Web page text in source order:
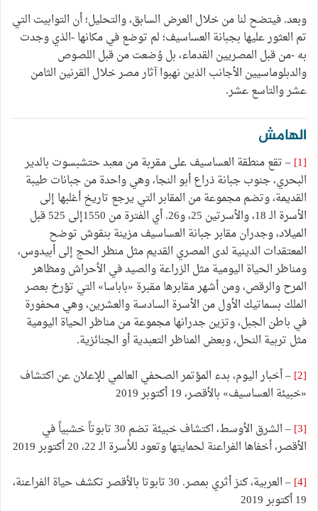
وبعد. فيتضح لنا من خلال العرض السابق، والتحليل؛ أن التوابيت التي
تم العثور عليها بجبانة العساسيف؛ لم توضع في مكانها -الذي وجدت
به -من قبل المصريين القدماء، بل وُضعت من قبل اللصوص
والدبلوماسيين الأجانب الذين نهبوا آثار مصر خلال القرنين الثامن
عشر والتاسع عشر.
الهامش
[1] – تقع منطقة العساسيف على مقربة من معبد حتشبسوت بالدير
البحري، جنوب جبانة ذراع أبو النجا، وهي واحدة من جبانات طيبة
القديمة، وتضم مجموعة من المقابر التي يرجع تاريخ أغلبها إلى
الأسرة الـ 18، والأسرتين 25، و26. أي الفترة من 1550إلى 525 قبل
الميلاد، وجدران مقابر جبانة العساسيف مزينة بنقوش توضح
المعتقدات الدينية لدى المصري القديم مثل منظر الحج إلى أبيدوس،
ومناظر الحياة اليومية مثل الزراعة والصيد في الأحراش ومظاهر
المرح والرقص، ومن أشهر مقابرها مقبرة «باباسا» التي تؤرخ بعصر
الملك بسماتيك الأول من الأسرة السادسة والعشرين، وهي محفورة
في باطن الجبل، وتزين جدرانها مجموعة من مناظر الحياة اليومية
مثل تربية النحل، وبعض المناظر التعبدية أو الجنائزية.
[2] – أخبار اليوم، بدء المؤتمر الصحفي العالمي للإعلان عن اكتشاف
«خبيئة العساسيف» بالأقصر، 19 أكتوبر 2019
[3]
– الشرق الأوسط، اكتشاف خبيئة تضم 30 تابوتاً خشبياً في
الأقصر، أخفاها الفراعنة لحمايتها وتعود للأسرة الـ 22، 20 أكتوبر 2019
[4]
– العربية، كنز أثري بمصر. 30 تابوتا بالأقصر تكشف حياة الفراعنة،
19 أكتوبر 2019